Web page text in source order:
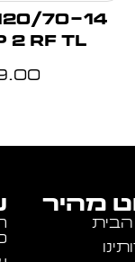
2 RF TL
מהיר